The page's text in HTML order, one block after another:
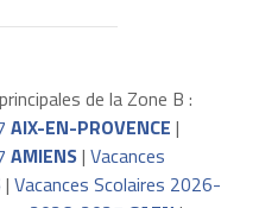
de la Zone B :
AIX-EN-PROVENCE |
AMIENS| Vacances
| Vacances Scolaires 2026-